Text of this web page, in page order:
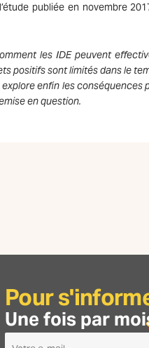
publiée en novembre
les IDE peuvent
positifs sont limités dans le
enfin les conséquences
en question.
Pour
Une fois par